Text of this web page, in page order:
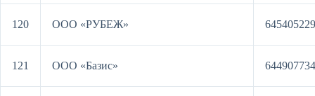
120 ООО «РУБЕЖ»
121 ООО «Базис»